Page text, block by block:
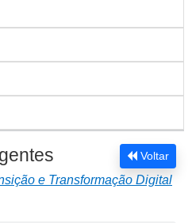
Voltar
e Transformação Digital